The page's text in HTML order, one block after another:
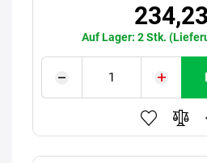
Auf Lager: 2 Stk.